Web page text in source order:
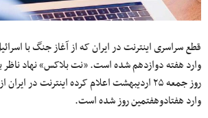
قطع سراسری اینترنت در ایران که از آغاز جنگ با
وارد هفته دوازدهم شده است. «نت بلاکس» نهاد ناظر
وارد هفتادوهفتمین روز شده است.